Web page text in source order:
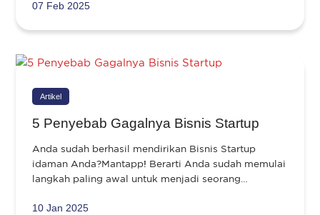
07 Feb 2025
Artikel
5 Penyebab Gagalnya Bisnis Startup
Anda sudah berhasil mendirikan Bisnis Startup
idaman Anda?Mantapp! Berarti Anda sudah memulai
langkah paling awal untuk menjadi seorang…
10 Jan 2025